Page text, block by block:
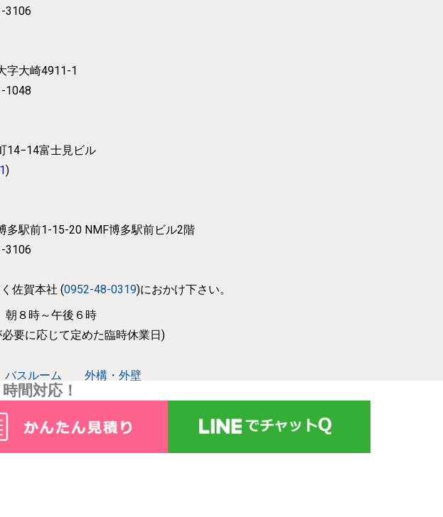
3106
字大崎4911-1
1048
14−14富士見ビル
)
多駅前1-15-20 NMF博多駅前ビル2階
3106
佐賀本社 (0952-48-0319)におかけ下さい。
８時～午後６時
要に応じて定めた臨時休業日)
バスルーム
外構・外壁
ルスケア事業
間対応！